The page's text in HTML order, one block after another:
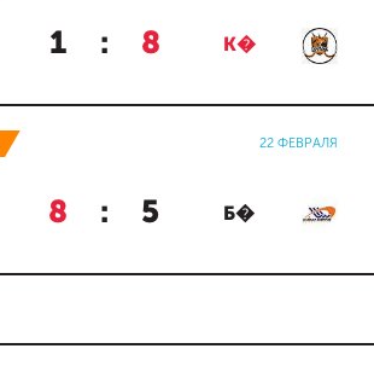
1 : 8 К�
22 ФЕВРАЛЯ
8 : 5 Б�